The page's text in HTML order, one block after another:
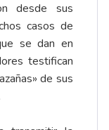
desde sus
casos de
se dan en
testifican
de sus